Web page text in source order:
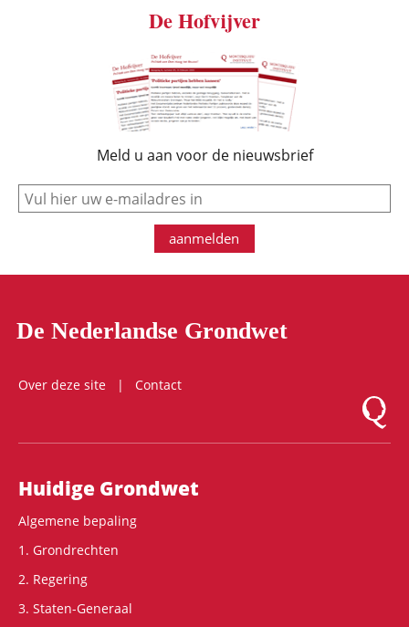
De Hofvijver
Meld u aan voor de nieuwsbrief
e-mail
aanmelden
De Nederlandse Grondwet
Over deze site
Contact
Logo
Hoofdnavigatie
Huidige Grondwet
Algemene bepaling
1. Grondrechten
2. Regering
3. Staten-Generaal